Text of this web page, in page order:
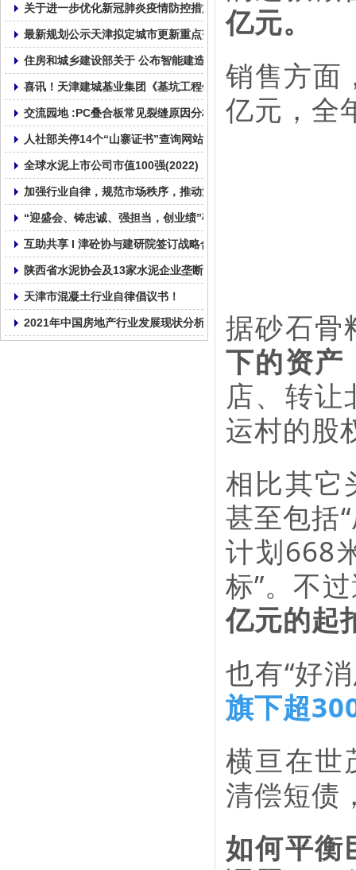
关于进一步优化新冠肺炎疫情防控措施 科学精准做好防控工作的通
最新规划公示天津拟定城市更新重点范围
住房和城乡建设部关于 公布智能建造试点城市的通知
喜讯！天津建城基业集团《基坑工程倾斜桩无支撑绿色支护技术》
交流园地 :PC叠合板常见裂缝原因分析及纠正和预防措施!
人社部关停14个“山寨证书”查询网站!
全球水泥上市公司市值100强(2022)
加强行业自律，规范市场秩序，推动混凝土行业健康发展！
“迎盛会、铸忠诚、强担当，创业绩”砼心砼德再出发!
互助共享 I 津砼协与建研院签订战略合作协议
陕西省水泥协会及13家水泥企业垄断行为处罚4.51亿
天津市混凝土行业自律倡议书！
2021年中国房地产行业发展现状分析
亿元。
销售方面
亿元，全
据砂石骨
下的资产
店、转
运村的股
相比其它
甚至包括
计划668
标”。不
亿元的起
也有“好
旗下超
横亘在世
清偿短债
如何平衡